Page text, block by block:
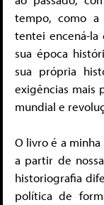
tempo, como a
tentei encená-
sua época
sua própria
exigências mais
mundial e
O livro é a
a partir de
historiografia
política de